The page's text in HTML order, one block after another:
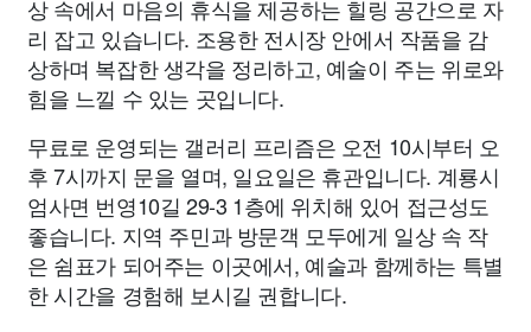
상 속에서 마음의 휴식을 제공하는 힐링 공간으로 자
리 잡고 있습니다. 조용한 전시장 안에서 작품을 감
상하며 복잡한 생각을 정리하고, 예술이 주는 위로와
힘을 느낄 수 있는 곳입니다.
무료로 운영되는 갤러리 프리즘은 오전 10시부터 오
후 7시까지 문을 열며, 일요일은 휴관입니다. 계룡시
엄사면 번영10길 29-3 1층에 위치해 있어 접근성도
좋습니다. 지역 주민과 방문객 모두에게 일상 속 작
은 쉼표가 되어주는 이곳에서, 예술과 함께하는 특별
한 시간을 경험해 보시길 권합니다.